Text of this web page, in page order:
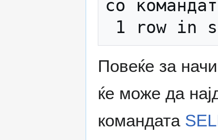
со
Повеќе за
ќе може да
командата